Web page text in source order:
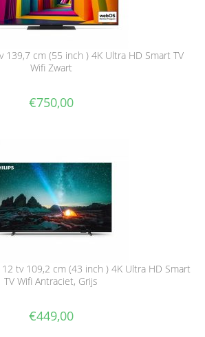
139,7 cm (55 inch ) 4K Ultra HD Smart TV
Wifi Zwart
€750,00
tv 109,2 cm (43 inch ) 4K Ultra HD Smart
TV Wifi Antraciet, Grijs
€449,00